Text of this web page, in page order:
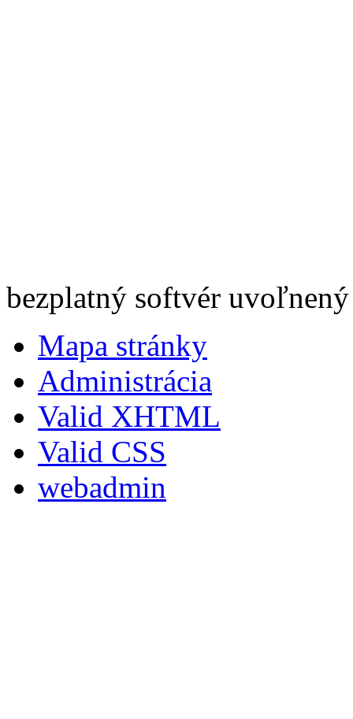
bezplatný softvér
Mapa stránky
Administrácia
Valid XHTML
Valid CSS
webadmin